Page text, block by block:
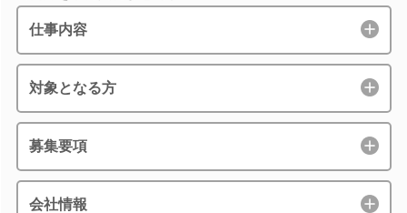
仕事内容
対象となる方
募集要項
会社情報